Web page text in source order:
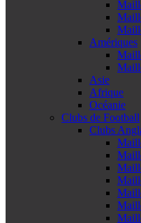
Amériques
Asie
Afrique
Océanie
Clubs de Football
Clubs